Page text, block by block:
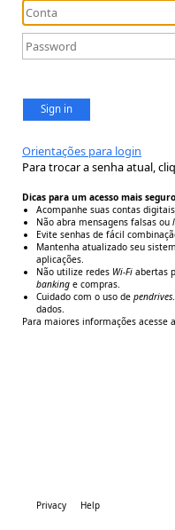
Sign in
Orientações para login
Para trocar a senha atual,
Dicas para um acesso mais seguro
Acompanhe suas contas
Não abra mensagens falsas ou
Evite senhas de fácil
Mantenha atualizado seu
aplicações.
Não utilize redes Wi-Fi abertas
banking e compras.
Cuidado com o uso de pendrives
dados.
Para maiores informações acesse a
Privacy Help